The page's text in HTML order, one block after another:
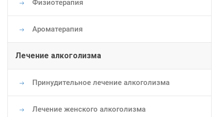
Физиотерапия
Ароматерапия
Лечение алкоголизма
Принудительное лечение алкоголизма
Лечение женского алкоголизма